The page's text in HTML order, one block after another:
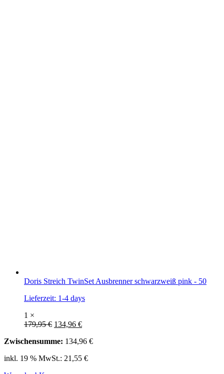
Doris Streich TwinSet Ausbrenner schwarzweiß pink - 50
Lieferzeit: 1-4 days
1 ×
179,95€ 134,96 €
Zwischensumme: 134,96 €
inkl. 19 % MwSt.: 21,55 €